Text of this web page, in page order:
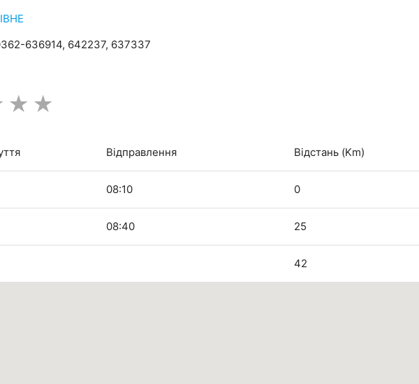
636914, 642237, 637337
★ ★
Відправлення Відстань (Km)
08:10 0
08:40 25
42